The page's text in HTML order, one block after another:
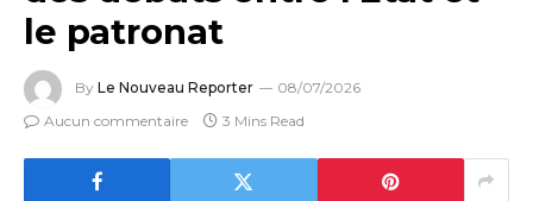
le patronat
By Le Nouveau Reporter
08/07/2026
Aucun commentaire
3 Mins Read